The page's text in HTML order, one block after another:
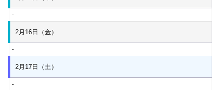
-
2月16日（金）
-
2月17日（土）
-